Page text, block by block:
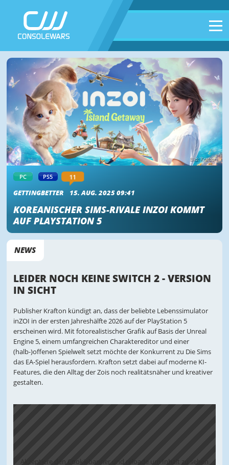
Bild: Krafton
PC PS5
11
GETTINGBETTER
15. AUG. 2025 09:41
KOREANISCHER SIMS-RIVALE INZOI KOMMT
AUF PLAYSTATION 5
NEWS
LEIDER NOCH KEINE SWITCH 2 - VERSION
IN SICHT
Publisher Krafton kündigt an, dass der beliebte Lebenssimulator
inZOI in der ersten Jahreshälfte 2026 auf der PlayStation 5
erscheinen wird. Mit fotorealistischer Grafik auf Basis der Unreal
Engine 5, einem umfangreichen Charaktereditor und einer
(halb-)offenen Spielwelt setzt möchte der Konkurrent zu Die Sims
das EA-Spiel herausfordern. Krafton setzt dabei auf moderne KI-
Features, die den Alltag der Zois noch realitätsnäher und kreativer
gestalten.
Akzeptiere den Cookiebanner und reloade um Inhalt zu sehen